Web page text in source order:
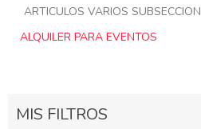
ARTICULOS VARIOS SUBSECCION
ALQUILER PARA EVENTOS
MIS FILTROS